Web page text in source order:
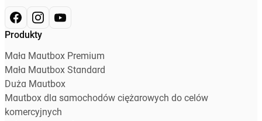
Produkty
Mała Mautbox Premium
Mała Mautbox Standard
Duża Mautbox
Mautbox dla samochodów ciężarowych do celów
komercyjnych